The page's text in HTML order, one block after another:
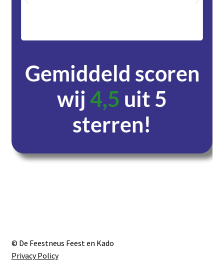
Gemiddeld scoren
wij4,5 uit 5
sterren!
© De Feestneus Feest en Kado
Privacy Policy